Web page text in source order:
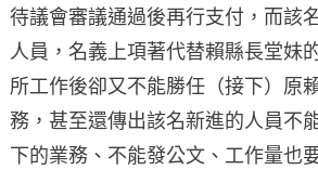
待議會審議通過後再行支付，而該
人員，名義上項著代替賴縣長堂妹
所工作後卻又不能勝任（接下）原
務，甚至還傳出該名新進的人員不
下的業務、不能發公文、工作量也